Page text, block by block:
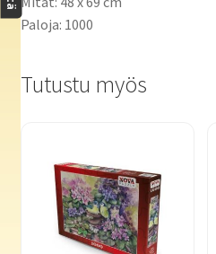
Paloja: 1000
Tutustu myös